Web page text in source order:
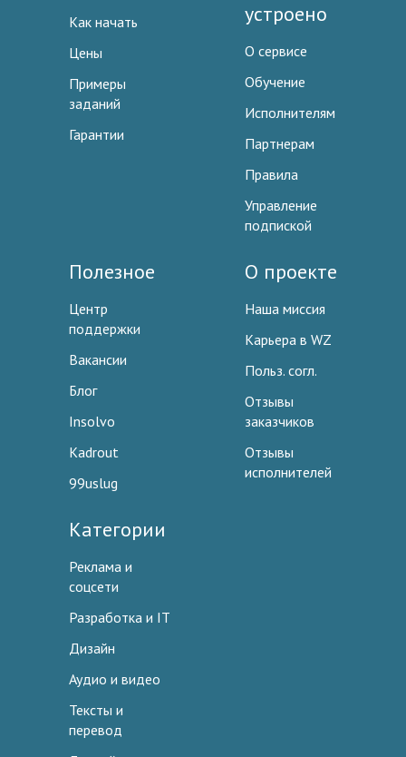
Как начать
Цены
Примеры
заданий
Гарантии
устроено
О сервисе
Обучение
Исполнителям
Партнерам
Правила
Управление
подпиской
Полезное
Центр
поддержки
Вакансии
Блог
Insolvo
Kadrout
99uslug
О проекте
Наша миссия
Карьера в WZ
Польз. согл.
Отзывы
заказчиков
Отзывы
исполнителей
Категории
Реклама и
соцсети
Разработка и IT
Дизайн
Аудио и видео
Тексты и
перевод